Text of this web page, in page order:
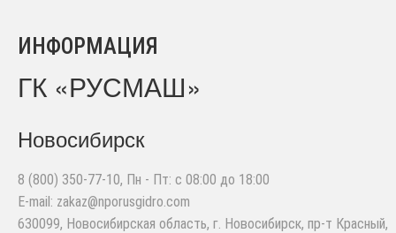
ИНФОРМАЦИЯ
ГК «РУСМАШ»
Новосибирск
8 (800) 350-77-10, Пн - Пт: с 08:00 до 18:00
E-mail: zakaz@nporusgidro.com
630099, Новосибирская область, г. Новосибирск, пр-т Красный,